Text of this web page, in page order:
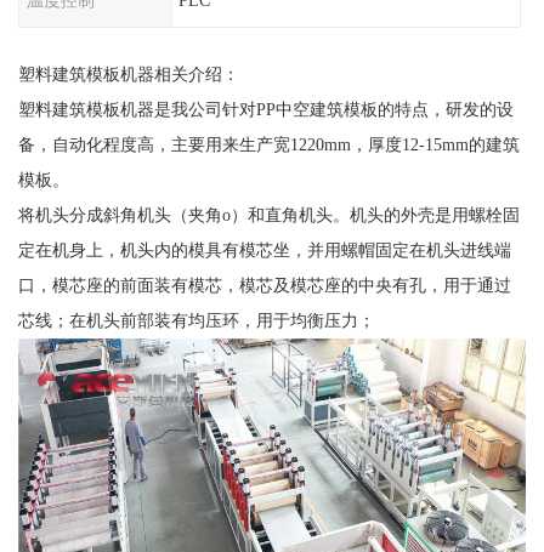
塑料建筑模板机器相关介绍：
塑料建筑模板机器是我公司针对PP中空建筑模板的特点，研发的设
备，自动化程度高，主要用来生产宽1220mm，厚度12-15mm的建筑
模板。
将机头分成斜角机头（夹角o）和直角机头。机头的外壳是用螺栓固
定在机身上，机头内的模具有模芯坐，并用螺帽固定在机头进线端
口，模芯座的前面装有模芯，模芯及模芯座的中央有孔，用于通过
芯线；在机头前部装有均压环，用于均衡压力；